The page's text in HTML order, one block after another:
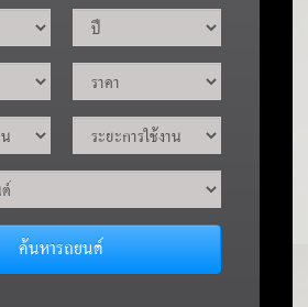
ค้นหารถยนต์